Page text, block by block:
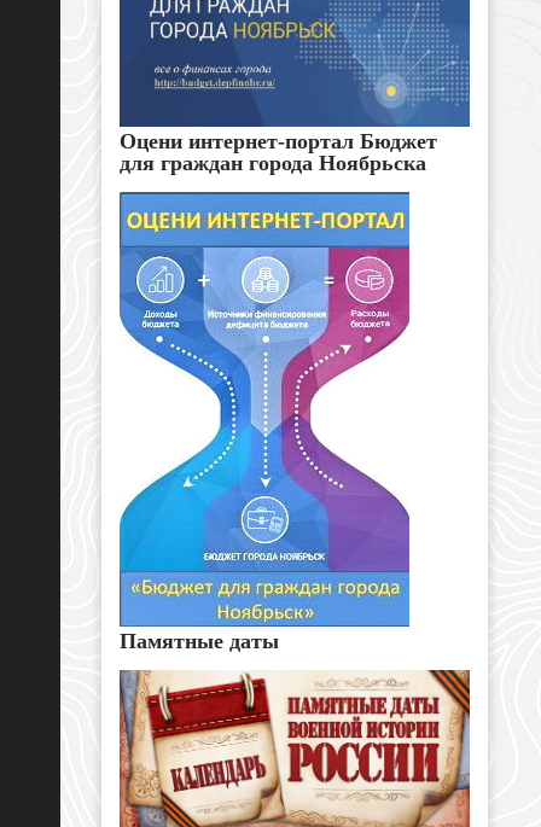
Оцени интернет-портал Бюджет
для граждан города Ноябрьска
Памятные даты